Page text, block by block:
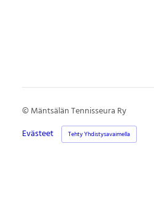
©Mäntsälän Tennisseura Ry
Evästeet
Tehty Yhdistysavaimella